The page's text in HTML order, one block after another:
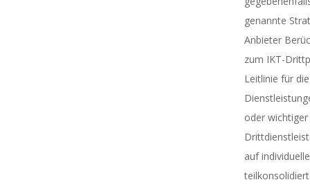
genannte
Anbieter
zum IKT-
Leitlinie für
oder
auf